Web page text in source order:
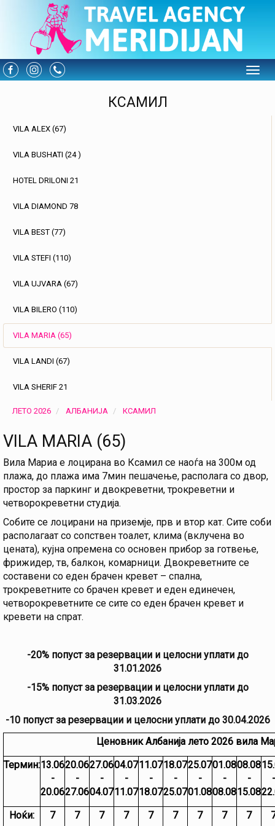
КСАМИЛ
VILA ALEX (67)
VILA BUSHATI (24 )
HOTEL DRILONI 21
VILA DIAMOND 78
VILA BEST (77)
VILA STEFI (110)
VILA UJVARA (67)
VILA BILERO (110)
VILA MARIA (65)
VILA LANDI (67)
VILA SHERIF 21
ЛЕТО 2026 АЛБАНИЈА КСАМИЛ
VILA MARIA (65)
Вила Мариа е лоцирана во Ксамил се наоѓа на 300м од
плажа, до плажа има 7мин пешачење, располага со двор,
простор за паркинг и двокреветни, трокреветни и
четворокреветни студија.
Собите се лоцирани на приземје, прв и втор кат. Сите соби
располагаат со сопствен тоалет, клима (вклучена во
цената), кујна опремена со основен прибор за готвење,
фрижидер, тв, балкон, комарници. Двокреветните се
составени со еден брачен кревет – спална,
трокреветните со брачен кревет и еден единечен,
четворокреветните се сите со еден брачен кревет и
кревети нa спрат.
-20% попуст за резервации и целосни уплати до
31.01.2026
-15% попуст за резервации и целосни уплати до
31.03.2026
-10 попуст за резервации и целосни уплати до 30.04.2026
Ценовник Албанија лето 2026 вила
Термин:13.06
-
20.06
20.06
-
27.06
27.06
-
04.07
04.07
-
11.07
11.07
-
18.07
18.07
-
25.07
25.07
-
01.08
01.08
-
08.08
08.08
-
15.08
-
Ноќи:
7 7 7 7 7 7 7 7 7